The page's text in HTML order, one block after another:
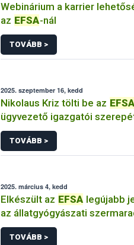
Webinárium a karrier
az EFSA-nál
TOVÁBB >
2025. szeptember 16, kedd
Nikolaus Kriz tölti be az EFSA
ügyvezető igazgatói
TOVÁBB >
2025. március 4, kedd
Elkészült az EFSA legújabb
az állatgyógyászati
szintjének
TOVÁBB >